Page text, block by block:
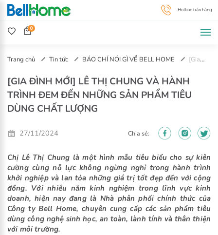
0
Trang chủ Tin tức BÁO CHÍ NÓI GÌ VỀ BELL HOME
[Gia
dùng chất lượng
[GIA ĐÌNH MỚI] LÊ THỊ CHUNG VÀ HÀNH
TRÌNH ĐEM ĐẾN NHỮNG SẢN PHẨM TIÊU
DÙNG CHẤT LƯỢNG
Chị Lê Thị Chung là một hình mẫu tiêu biểu cho sự kiên
cường cùng nỗ lực không ngừng nghỉ trong hành trình
khởi nghiệp và lan tỏa những giá trị tốt đẹp đến với cộng
đồng. Với nhiều năm kinh nghiệm trong lĩnh vực kinh
doanh, hiện nay đang là Nhà phân phối chính thức của
Công ty Bell Home, chuyên cung cấp các sản phẩm tiêu
dùng công nghệ sinh học, an toàn, lành tính và thân thiện
với môi trường.